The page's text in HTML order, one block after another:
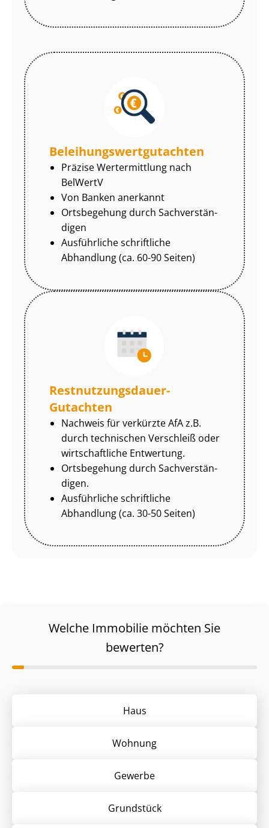
Be­lei­hungs­wert­gut­ach­ten
Präzise Wertermittlung nach
BelWertV
Von Banken anerkannt
Ortsbegehung durch Sach­ver­stän­
di­gen
Ausführliche schriftliche
Abhandlung (ca. 60-90 Seiten)
Rest­nut­zungs­dau­er-
Gutachten
Nachweis für verkürzte AfA z.B.
durch technischen Verschleiß oder
wirtschaftliche Entwertung.
Ortsbegehung durch Sach­ver­stän­
di­gen.
Ausführliche schriftliche
Abhandlung (ca. 30-50 Seiten)
Welche Immobilie möchten Sie
bewerten?
Haus
Wohnung
Gewerbe
Grund­stück